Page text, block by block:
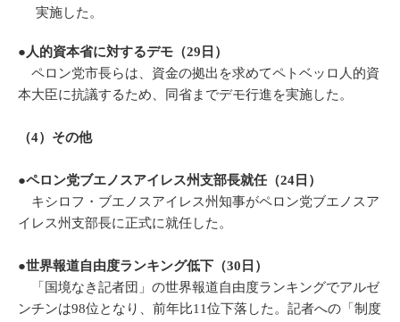
実施した。
●人的資本省に対するデモ（29日）
ペロン党市長らは、資金の拠出を求めてペトベッロ人的資
本大臣に抗議するため、同省までデモ行進を実施した。
（4）その他
●ペロン党ブエノスアイレス州支部長就任（24日）
キシロフ・ブエノスアイレス州知事がペロン党ブエノスア
イレス州支部長に正式に就任した。
●世界報道自由度ランキング低下（30日）
「国境なき記者団」の世界報道自由度ランキングでアルゼ
ンチンは98位となり、前年比11位下落した。記者への「制度